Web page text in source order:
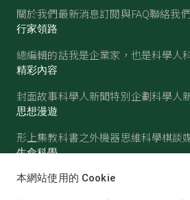
關於我們最新消息訂閱與FAQ聯絡我們
行家領路
總編輯的話我是企業家，也是科學人
精彩內容
封面故事科學人新聞特別企劃科學人
思想漫遊
形上集教科書之外機器思維科學棋談
生命科學
醫學古生物心理學生態學
本網站使用的 Cookie